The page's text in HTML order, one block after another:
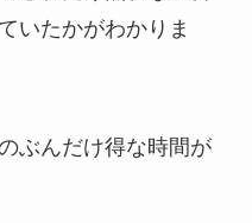
いたかがわかりま
ぶんだけ得な時間が